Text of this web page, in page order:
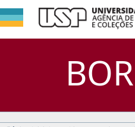
Assunto
DSpace/